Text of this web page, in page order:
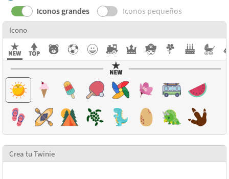
Iconos grandes Iconos pequeños
Icono
Crea tu Twinie